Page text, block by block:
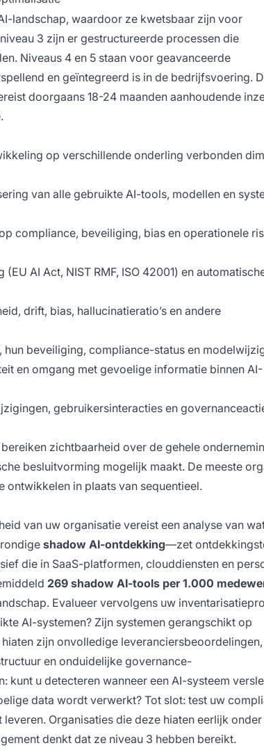
landschap, waardoor ze kwetsbaar zijn voor
3 zijn er gestructureerde processen die
Niveaus 4 en 5 staan voor geavanceerde
en geïntegreerd is in de bedrijfsvoering.
doorgaans 18-24 maanden aanhoudende
op verschillende onderling verbonden
van alle gebruikte AI-tools, modellen en
compliance, beveiliging, bias en operationele
AI Act, NIST RMF, ISO 42001) en
drift, bias, hallucinatieratio’s en andere
hun beveiliging, compliance-status en
en omgang met gevoelige informatie binnen AI-
gebruikersinteracties en
zichtbaarheid over de gehele
besluitvorming mogelijk maakt. De meeste
ontwikkelen in plaats van sequentieel.
van uw organisatie vereist een analyse van
shadow AI-ontdekking—zet
die in SaaS-platformen, clouddiensten en
269 shadow AI-tools per 1.000
Evalueer vervolgens uw
AI-systemen? Zijn systemen gerangschikt op
zijn onvolledige leveranciersbeoordelingen,
en onduidelijke governance-
u detecteren wanneer een AI-systeem
data wordt verwerkt? Tot slot: test uw
Organisaties die deze hiaten eerlijk
denkt dat ze niveau 3 hebben bereikt.